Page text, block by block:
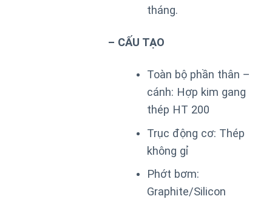
tháng.
– CẤU TẠO
Toàn bộ phần thân –
cánh: Hợp kim gang
thép HT 200
Trục động cơ: Thép
không gỉ
Phớt bơm:
Graphite/Silicon